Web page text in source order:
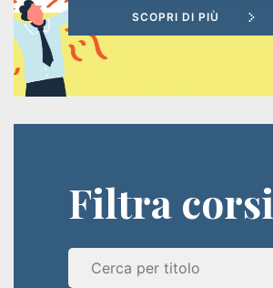
PR
VENETO
FSE+
Corsi
pagamento
Filtra corsi